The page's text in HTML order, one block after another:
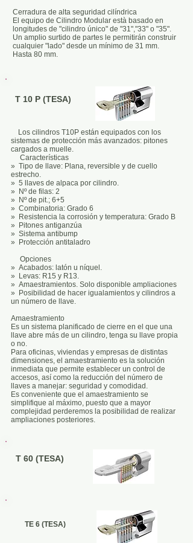
Cerradura de alta seguridad cilíndrica
El equipo de Cilindro Modular està basado en
longitudes de "cilindro único" de "31","33" o "35".
Un amplio surtido de partes le permitirán construir
cualquier "lado" desde un mínimo de 31 mm.
Hasta 80 mm.
T 10 P (TESA)
Los cilindros T10P están equipados con los
sistemas de protección más avanzados: pitones
cargados a muelle.
Características
» Tipo de llave: Plana, reversible y de cuello
estrecho.
» 5 llaves de alpaca por cilindro.
» Nº de filas: 2
» Nº de pit.; 6+5
» Combinatoria: Grado 6
» Resistencia la corrosión y temperatura: Grado B
» Pitones antiganzúa
» Sistema antibump
» Protección antitaladro
Opciones
» Acabados: latón u níquel.
» Levas: R15 y R13.
» Amaestramientos. Solo disponible ampliaciones
» Posibilidad de hacer igualamientos y cilindros a
un número de llave.
Amaestramiento
Es un sistema planificado de cierre en el que una
llave abre más de un cilindro, tenga su llave propia
o no.
Para oficinas, viviendas y empresas de distintas
dimensiones, el amaestramiento es la solución
inmediata que permite establecer un control de
accesos, así como la reducción del número de
llaves a manejar: seguridad y comodidad.
Es conveniente que el amaestramiento se
simplifique al máximo, puesto que a mayor
complejidad perderemos la posibilidad de realizar
ampliaciones posteriores.
T 60 (TESA)
TE 6 (TESA)